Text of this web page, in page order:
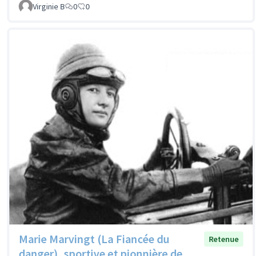
Virginie B 0 0
Marie Marvingt (La Fiancée du
Retenue